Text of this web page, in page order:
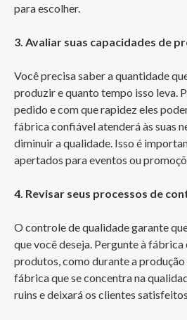
para escolher.
3. Avaliar suas capacidades de
Você precisa saber a quantidade
produzir e quanto tempo isso leva.
pedido e com que rapidez eles
fábrica confiável atenderá às suas
diminuir a qualidade. Isso é
apertados para eventos ou
4. Revisar seus processos de
O controle de qualidade garante
que você deseja. Pergunte à
produtos, como durante a produção
fábrica que se concentra na
ruins e deixará os clientes satisfeitos.